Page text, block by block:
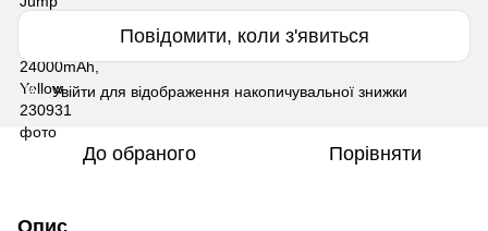
Повідомити, коли з'явиться
% Увійти для відображення накопичувальної знижки
До обраного Порівняти
Опис